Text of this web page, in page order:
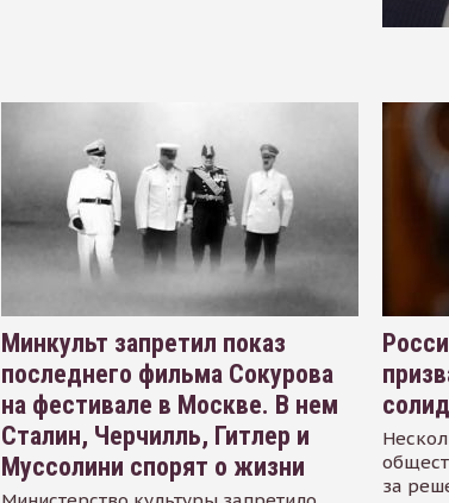
Минкульт запретил показ
последнего фильма Сокурова
на фестивале в Москве. В нем
Сталин, Черчилль, Гитлер и
Муссолини спорят о жизни
за